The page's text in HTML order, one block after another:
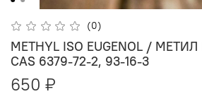
(0)
METHYL ISO EUGENOL /
CAS 6379-72-2, 93-16-3
650 ₽